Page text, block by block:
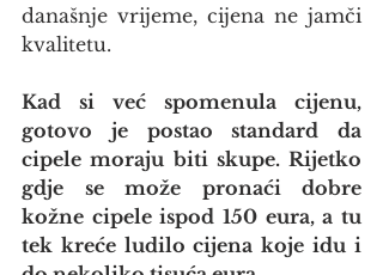
današnje vrijeme, cijena ne jamči
kvalitetu.
Kad si već spomenula cijenu,
gotovo je postao standard da
cipele moraju biti skupe. Rijetko
gdje se može pronaći dobre
kožne cipele ispod 150 eura, a tu
tek kreće ludilo cijena koje idu i